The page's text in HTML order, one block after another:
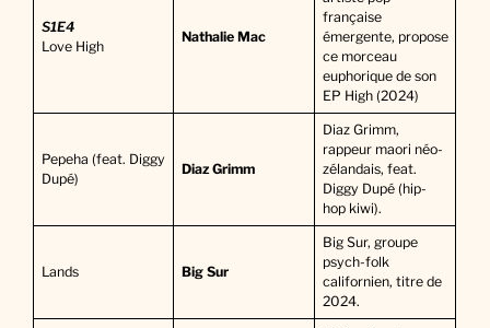
S1E4
Love High
Nathalie Mac
française
émergente, propose
ce morceau
euphorique de son
EP High (2024)
Pepeha (feat. Diggy
Dupé)
Diaz Grimm
Diaz Grimm,
rappeur maori néo-
zélandais, feat.
Diggy Dupé (hip-
hop kiwi).
Lands Big Sur
Big Sur, groupe
psych-folk
californien, titre de
2024.